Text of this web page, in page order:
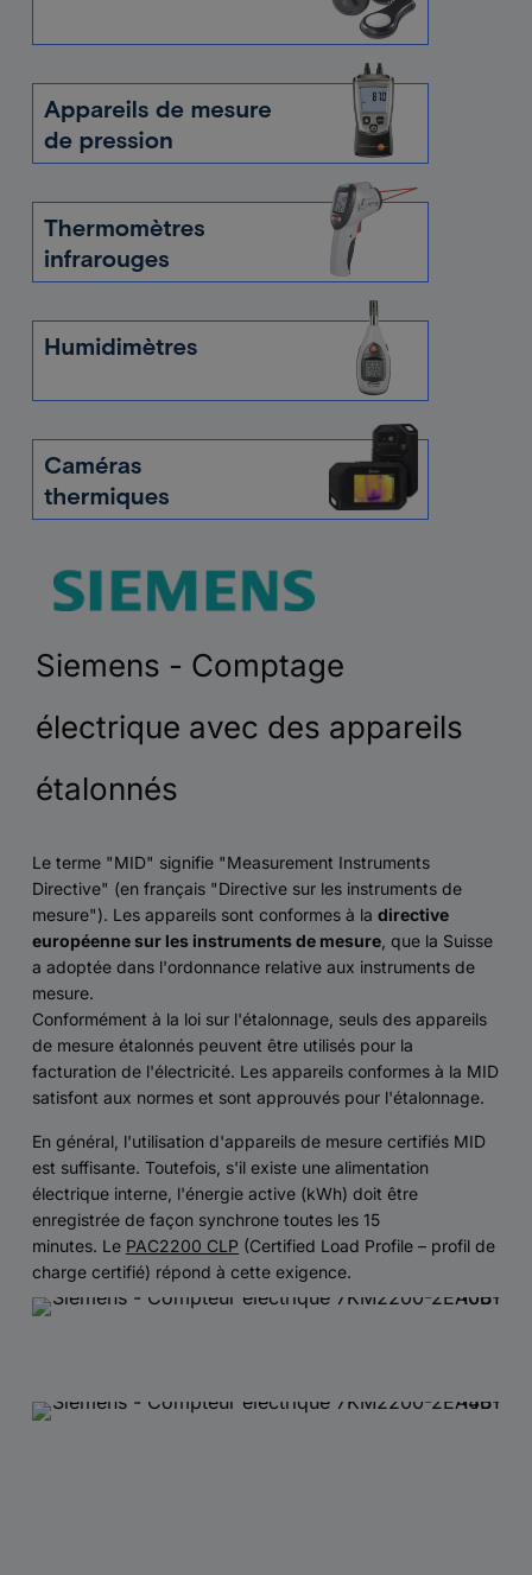
Siemens - Comptage
électrique avec des appareils
étalonnés
Le terme "MID" signifie "Measurement Instruments
Directive" (en français "Directive sur les instruments de
mesure"). Les appareils sont conformes à la directive
européenne sur les instruments de mesure , que la Suisse
a adoptée dans l'ordonnance relative aux instruments de
mesure.
Conformément à la loi sur l'étalonnage, seuls des appareils
de mesure étalonnés peuvent être utilisés pour la
facturation de l'électricité. Les appareils conformes à la MID
satisfont aux normes et sont approuvés pour l'étalonnage.
En général, l'utilisation d'appareils de mesure certifiés MID
est suffisante. Toutefois, s'il existe une alimentation
électrique interne, l'énergie active (kWh) doit être
enregistrée de façon synchrone toutes les 15
minutes. Le PAC2200 CLP (Certified Load Profile – profil de
charge certifié) répond à cette exigence.